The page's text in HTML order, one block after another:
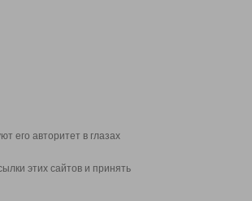
его авторитет в глазах
этих сайтов и принять